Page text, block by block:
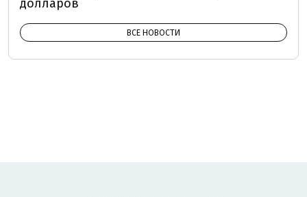
долларов
ВСЕ НОВОСТИ